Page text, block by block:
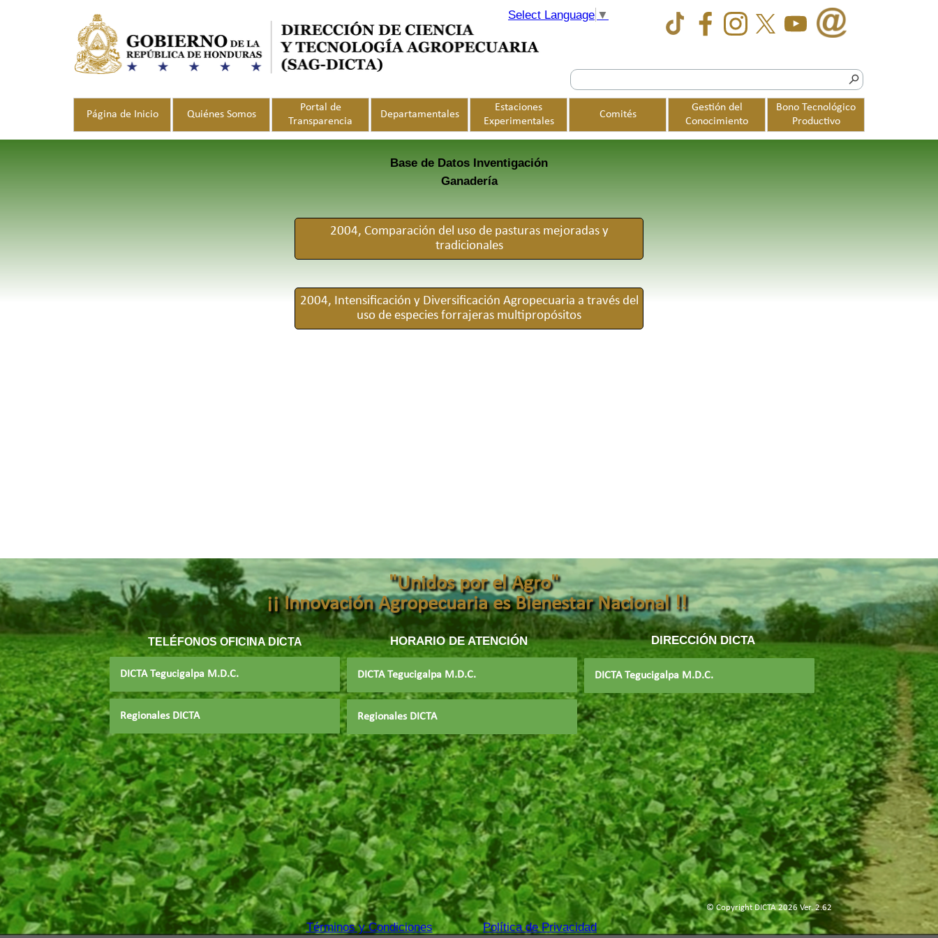
Saltar menú
Página de Inicio Quiénes Somos
Portal de
Transparencia
Departamentales ▼
Estaciones
Experimentales
▼
Comités
Gestión del
Conocimiento
▼
Bono Tecnológico
Productivo
Select Language ▼
Base de Datos Inventigación
Ganadería
2004, Comparación del uso de pasturas mejoradas y
tradicionales
2004, Intensificación y Diversificación Agropecuaria a través del
uso de especies forrajeras multipropósitos
HORARIO DE ATENCIÓN DIRECCIÓN DICTA
© Copyright DICTA 2026 Ver. 2.62
Términos y Condiciones Política de Privacidad
"Unidos por el Agro"
¡¡ Innovación Agropecuaria es Bienestar Nacional !!
DICTA Tegucigalpa M.D.C.
Regionales DICTA
TELÉFONOS OFICINA DICTA
DICTA Tegucigalpa M.D.C.
Regionales DICTA
DICTA Tegucigalpa M.D.C.